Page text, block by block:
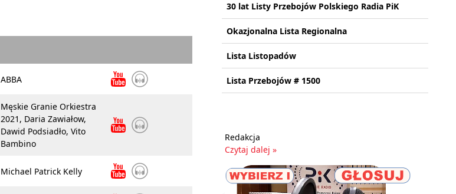
ABBA
Męskie Granie Orkiestra
2021, Daria Zawiałow,
Dawid Podsiadło, Vito
Bambino
Michael Patrick Kelly
30 lat Listy Przebojów Polskiego Radia PiK
Okazjonalna Lista Regionalna
Lista Listopadów
Lista Przebojów # 1500
Redakcja
Czytaj dalej »